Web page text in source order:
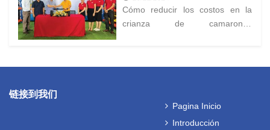
Generación De Oxígeno En La
Cría De Camarones A Alta
Cómo reducir los costos en la
crianza de camarones
链接到我们
Pagina Inicio
Introducción